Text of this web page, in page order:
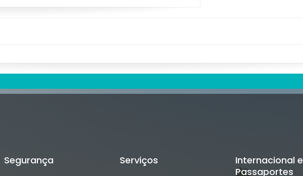
Segurança Serviços
Internacional e
Passaportes